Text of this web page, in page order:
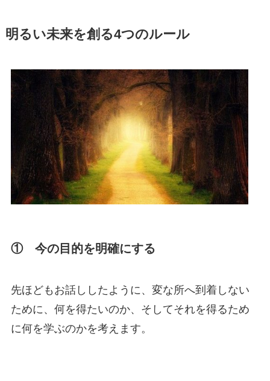
明るい未来を創る4つのルール
① 今の目的を明確にする
先ほどもお話ししたように、変な所へ到着しない
ために、何を得たいのか、そしてそれを得るため
に何を学ぶのかを考えます。